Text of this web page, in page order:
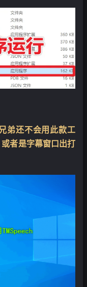
弟还不会用此款工
者是字幕窗口出打